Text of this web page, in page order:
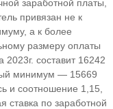
заработной платы,
привязан не к
а к более
размеру оплаты
составит 16242
минимум — 15669
и соотношение 1,15,
ставка по заработной